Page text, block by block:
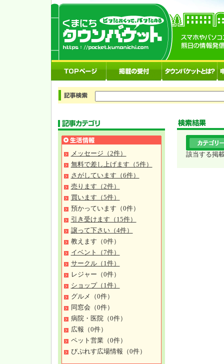
メッセージ（2件）
無料で差し上げます（5件）
さがしています（6件）
売ります（2件）
買います（5件）
預かっています（0件）
引き受けます（15件）
譲って下さい（4件）
教えます（0件）
イベント（7件）
サークル（1件）
レジャー（0件）
ショップ（1件）
グルメ（0件）
同窓会（0件）
病院・医院（0件）
広報（0件）
ペット営業（0件）
びぷれす広場情報（0件）
該当する掲